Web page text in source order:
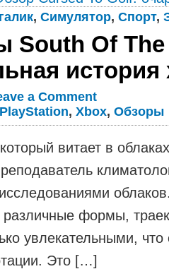
,Симулятор,Спорт,
South Of
a Comment
PlayStation,Xbox,Обзоры
витает в
различные формы,
увлекательными,
Это […]